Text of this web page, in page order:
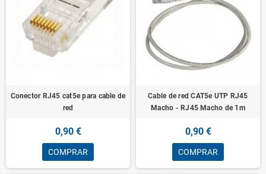
Conector RJ45 cat5e para cable de
red
0,90 €
COMPRAR
Cable de red CAT5e UTP RJ45
Macho - RJ45 Macho de 1m
0,90 €
COMPRAR